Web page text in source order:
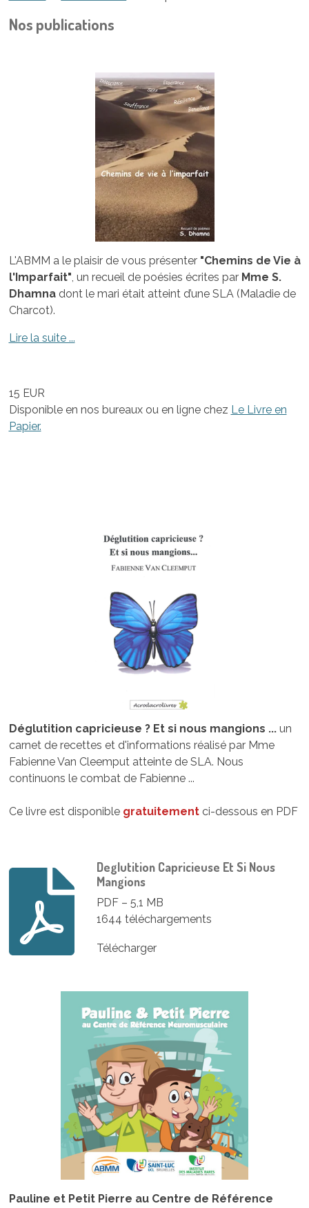
Nos publications
L'ABMM a le plaisir de vous présenter "Chemins de Vie à
l'Imparfait", un recueil de poésies écrites par Mme S.
Dhamnadont le mari était atteint d’une SLA (Maladie de
Charcot).
Lire la suite ...
15 EUR
Disponible en nos bureaux ou en ligne chez Le Livre en
Papier.
Déglutition capricieuse ? Et si nous mangions ...un
carnet de recettes et d'informations réalisé par Mme
Fabienne Van Cleemput atteinte de SLA. Nous
continuons le combat de Fabienne ...
Ce livre est disponible gratuitementci-dessous en PDF
Deglutition Capricieuse Et Si Nous
Mangions
PDF – 5,1 MB
1644 téléchargements
Télécharger
Pauline et Petit Pierre au Centre de Référence